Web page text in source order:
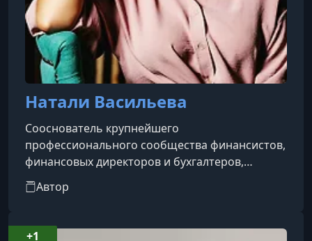
Натали Васильева
Сооснователь крупнейшего
профессионального сообщества финансистов,
финансовых директоров и бухгалтеров,
объединяющего уже 27 000 участников.
Продюсер онлайн-школы,
финансовых специалистов.
Автор
+1